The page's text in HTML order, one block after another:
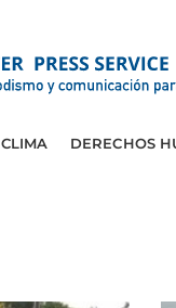
CLIMA DERECHOS